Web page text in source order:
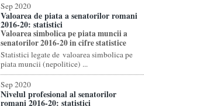
Sep 2020
Valoarea de piata a senatorilor romani
2016-20: statistici
Valoarea simbolica pe piata muncii a
senatorilor 2016-20 in cifre statistice
Statistici legate de valoarea simbolica pe
piata muncii (nepolitice) ...
Sep 2020
Nivelul profesional al senatorilor
romani 2016-20: statistici